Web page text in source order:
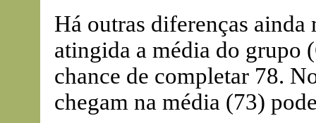
Há outras diferenças ainda
atingida a média do grupo
chance de completar 78.
chegam na média (73)